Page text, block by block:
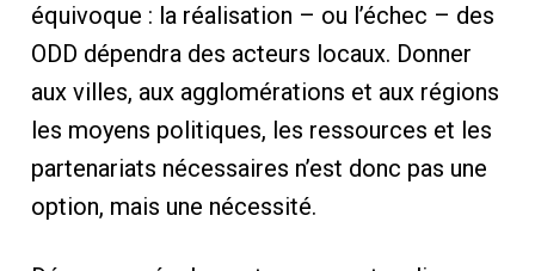
équivoque : la réalisation – ou l’échec – des
ODD dépendra des acteurs locaux. Donner
aux villes, aux agglomérations et aux régions
les moyens politiques, les ressources et les
partenariats nécessaires n’est donc pas une
option, mais une nécessité.